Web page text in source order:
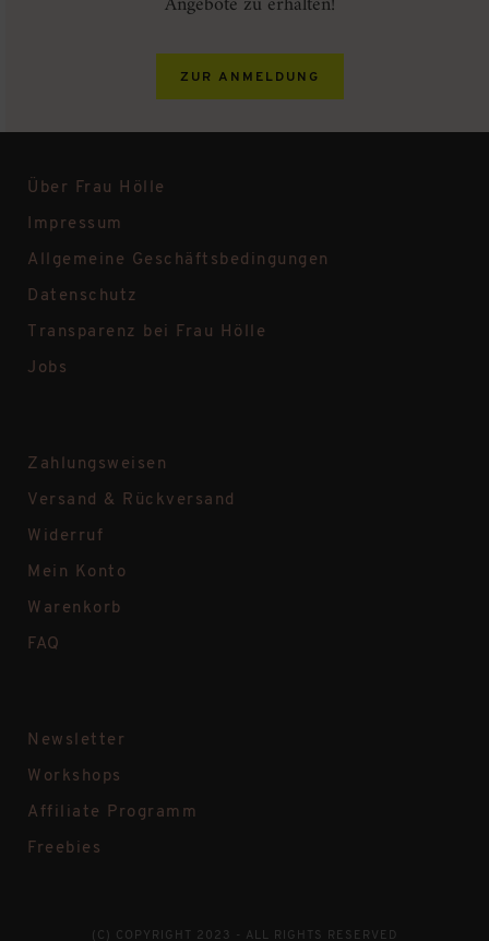
ZUR ANMELDUNG
Über Frau Hölle
Impressum
Allgemeine Geschäftsbedingungen
Datenschutz
Transparenz bei Frau Hölle
Jobs
Zahlungsweisen
Versand & Rückversand
Widerruf
Mein Konto
Warenkorb
FAQ
Newsletter
Workshops
Affiliate Programm
Freebies
(C) COPYRIGHT 2023 - ALL RIGHTS RESERVED